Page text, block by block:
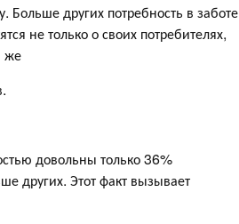
Больше других потребность в заботе
не только о своих потребителях,
же
довольны только 36%
других. Этот факт вызывает